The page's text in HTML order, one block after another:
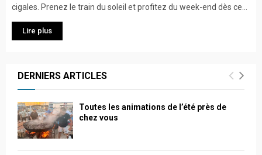
cigales. Prenez le train du soleil et profitez du week-end dès ce...
Lire plus
DERNIERS ARTICLES
Toutes les animations de l’été près de
chez vous